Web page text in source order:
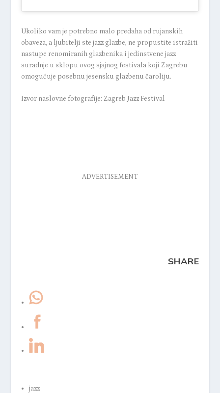
Ukoliko vam je potrebno malo predaha od rujanskih
obaveza, a ljubitelji ste jazz glazbe, ne propustite istražiti
nastupe renomiranih glazbenika i jedinstvene jazz
suradnje u sklopu ovog sjajnog festivala koji Zagrebu
omogućuje posebnu jesensku glazbenu čaroliju.
Izvor naslovne fotografije: Zagreb Jazz Festival
ADVERTISEMENT
SHARE
jazz